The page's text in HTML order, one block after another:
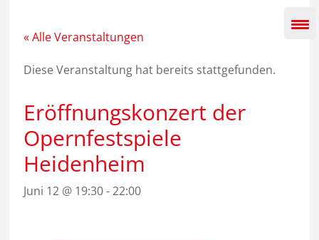
springen« Alle Veranstaltungen
Diese Veranstaltung hat bereits stattgefunden.
Eröffnungskonzert der
Opernfestspiele
Heidenheim
Juni 12 @ 19:30-22:00